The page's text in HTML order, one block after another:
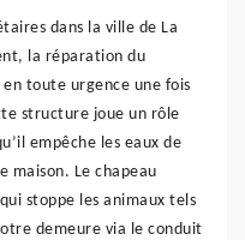
dans la ville de La
la réparation du
toute urgence une fois
structure joue un rôle
empêche les eaux de
maison. Le chapeau
stoppe les animaux tels
demeure via le conduit